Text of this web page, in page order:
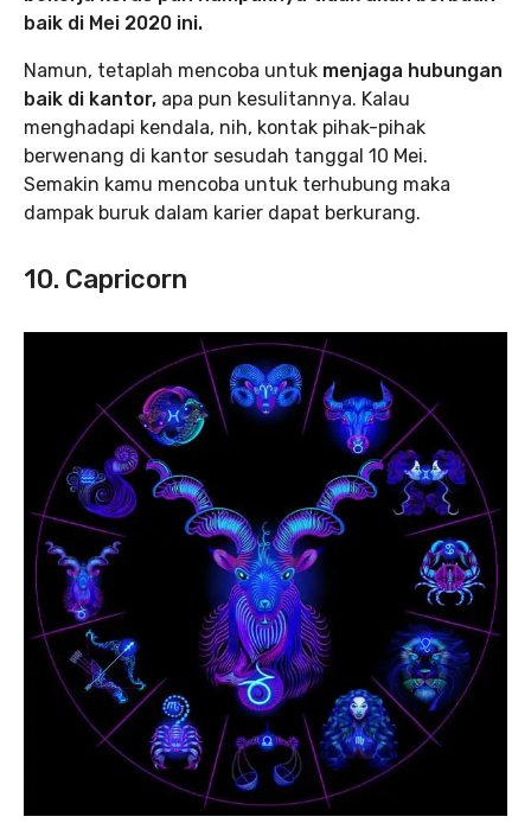
baik di Mei 2020 ini.
Namun, tetaplah mencoba untuk menjaga hubungan
baik di kantor, apa pun kesulitannya. Kalau
menghadapi kendala, nih, kontak pihak-pihak
berwenang di kantor sesudah tanggal 10 Mei.
Semakin kamu mencoba untuk terhubung maka
dampak buruk dalam karier dapat berkurang.
10. Capricorn